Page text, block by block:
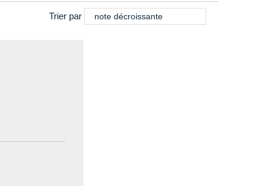
Trier par note décroissante